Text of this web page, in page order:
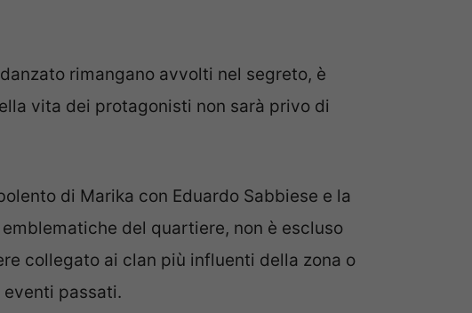
rimangano avvolti nel segreto, è
vita dei protagonisti non sarà privo di
di Marika con Eduardo Sabbiese e la
del quartiere, non è escluso
collegato ai clan più influenti della zona o
passati.